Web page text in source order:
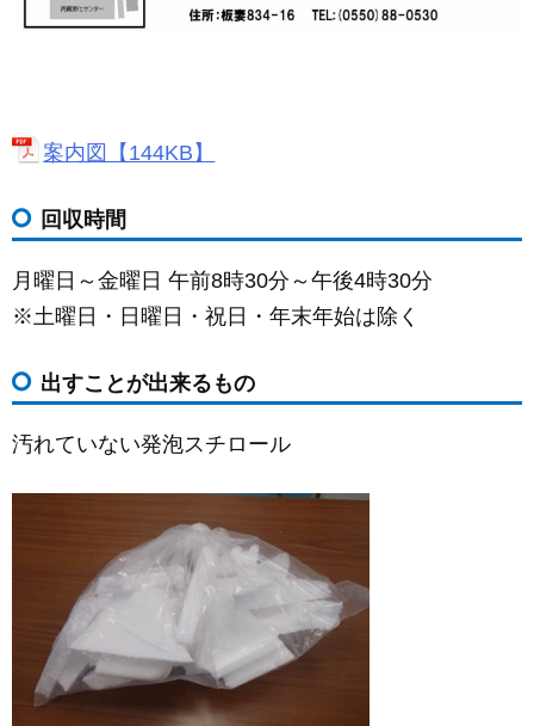
案内図【144KB】
回収時間
月曜日～金曜日 午前8時30分～午後4時30分
※土曜日・日曜日・祝日・年末年始は除く
出すことが出来るもの
汚れていない発泡スチロール